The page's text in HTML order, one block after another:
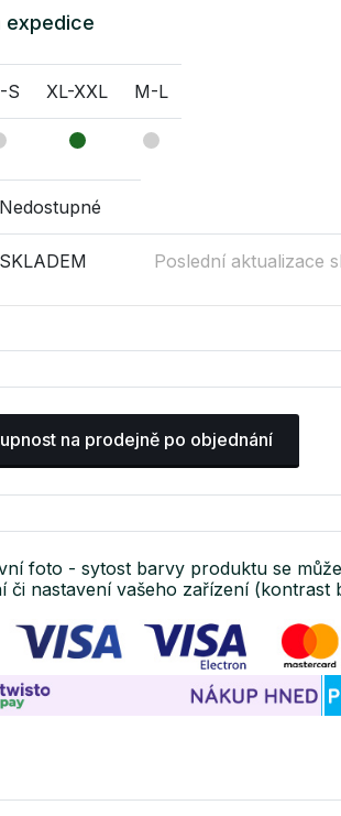
expedice
S XL-XXL M-L
Nedostupné
SKLADEM Poslední aktualizace
na prodejně po objednání
foto - sytost barvy produktu se
či nastavení vašeho zařízení (kontrast